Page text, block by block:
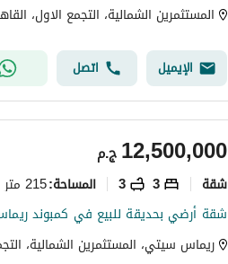
المستثمرين الشمالية، التجمع الاول،
الإيميل اتصل
ج.م12,500,000
شقة 3
3 المساحة:215 متر مربع
شقة أرضي بحديقة للبيع في كمبوند